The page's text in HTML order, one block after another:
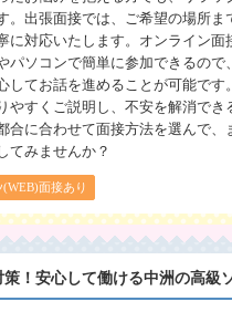
。出張面接では、ご希望の場所ま
に対応いたします。オンライン面
パソコンで簡単に参加できるので
してお話を進めることが可能です
やすくご説明し、不安を解消でき
合に合わせて面接方法を選んで、
てみませんか？
(WEB)面接あり
！安心して働ける中洲の高級